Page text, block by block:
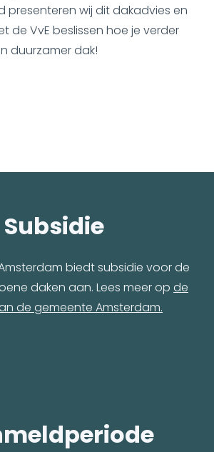
presenteren wij dit dakadvies en
de VvE beslissen hoe je verder
duurzamer dak!
Subsidie
biedt subsidie voor de
daken aan. Lees meer op de
de gemeente Amsterdam.